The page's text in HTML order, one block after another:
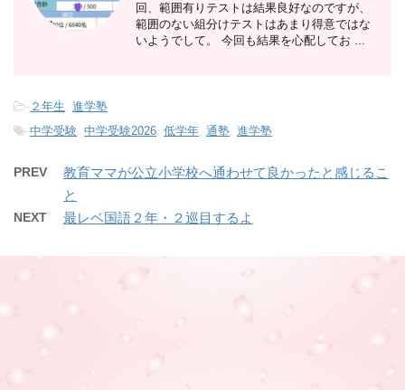
回、範囲有りテストは結果良好なのですが、
範囲のない組分けテストはあまり得意ではな
いようでして。 今回も結果を心配してお ...
- ２年生, 進学塾
-中学受験, 中学受験2026, 低学年, 通塾, 進学塾
PREV
教育ママが公立小学校へ通わせて良かったと感じるこ
と
NEXT 最レベ国語２年・２巡目するよ